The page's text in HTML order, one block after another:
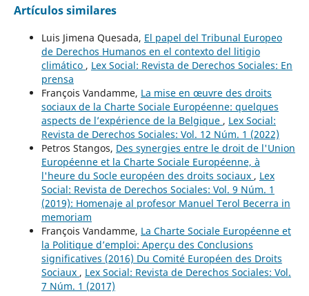
Artículos similares
Luis Jimena Quesada, El papel del Tribunal Europeo
de Derechos Humanos en el contexto del litigio
climático , Lex Social: Revista de Derechos Sociales: En
prensa
François Vandamme, La mise en œuvre des droits
sociaux de la Charte Sociale Européenne: quelques
aspects de l’expérience de la Belgique , Lex Social:
Revista de Derechos Sociales: Vol. 12 Núm. 1 (2022)
Petros Stangos, Des synergies entre le droit de l'Union
Européenne et la Charte Sociale Européenne, à
l'heure du Socle européen des droits sociaux , Lex
Social: Revista de Derechos Sociales: Vol. 9 Núm. 1
(2019): Homenaje al profesor Manuel Terol Becerra in
memoriam
François Vandamme, La Charte Sociale Européenne et
la Politique d’emploi: Aperçu des Conclusions
significatives (2016) Du Comité Européen des Droits
Sociaux , Lex Social: Revista de Derechos Sociales: Vol.
7 Núm. 1 (2017)